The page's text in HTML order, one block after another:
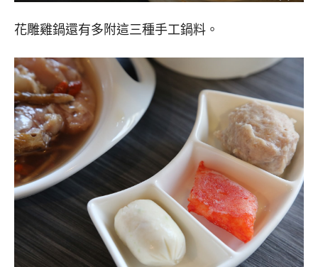
花雕雞鍋還有多附這三種手工鍋料。